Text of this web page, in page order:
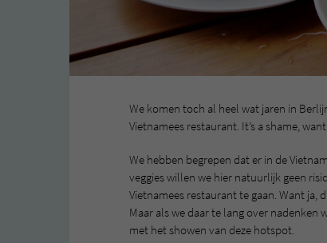
We komen toch al heel wat jaren in
Vietnamees restaurant. It’s a shame,
We hebben begrepen dat er in de
veggies willen we hier natuurlijk geen
Vietnamees restaurant te gaan. Want ja,
Maar als we daar te lang over nadenken
met het showen van deze hotspot.